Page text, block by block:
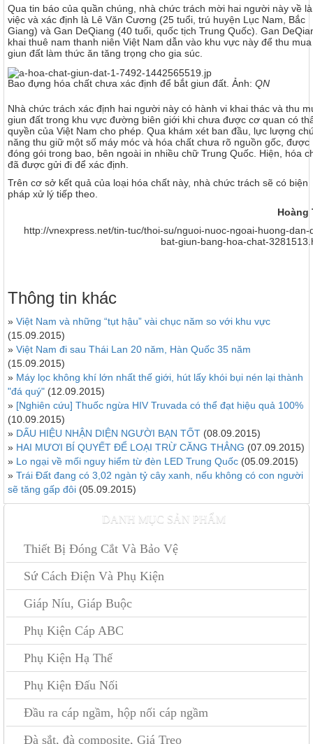
Qua tin báo của quần chúng, nhà chức trách mời hai người này về
việc và xác định là Lê Văn Cương (25 tuổi, trú huyện Lục Nam, Bắc
Giang) và Gan DeQiang (40 tuổi, quốc tịch Trung Quốc). Gan
khai thuê nam thanh niên Việt Nam dẫn vào khu vực này để thu mua
giun đất làm thức ăn tăng trọng cho gia súc.
Bao đựng hóa chất chưa xác định để bắt giun đất. Ảnh: QN
Nhà chức trách xác định hai người này có hành vi khai thác và thu
giun đất trong khu vực đường biên giới khi chưa được cơ quan có
quyền của Việt Nam cho phép. Qua khám xét ban đầu, lực lượng
năng thu giữ một số máy móc và hóa chất chưa rõ nguồn gốc, được
đóng gói trong bao, bên ngoài in nhiều chữ Trung Quốc. Hiện, hóa
đã được gửi đi để xác định.
Trên cơ sở kết quả của loại hóa chất này, nhà chức trách sẽ có biện
pháp xử lý tiếp theo.
Hoàng
http://vnexpress.net/tin-tuc/thoi-su/nguoi-nuoc-ngoai-huong-dan-
bat-giun-bang-hoa-chat-
Thông tin khác
» Việt Nam và những “tụt hậu” vài chục năm so với khu vực
(15.09.2015)
» Việt Nam đi sau Thái Lan 20 năm, Hàn Quốc 35 năm
(15.09.2015)
» Máy lọc không khí lớn nhất thế giới, hút lấy khói bụi nén lại thành
"đá quý" (12.09.2015)
» [Nghiên cứu] Thuốc ngừa HIV Truvada có thể đạt hiệu quả 100%
(10.09.2015)
» DẤU HIỆU NHẬN DIỆN NGƯỜI BẠN TỐT (08.09.2015)
» HAI MƯƠI BÍ QUYẾT ĐỂ LOẠI TRỪ CĂNG THẲNG (07.09.2015)
» Lo ngại về mối nguy hiểm từ đèn LED Trung Quốc (05.09.2015)
» Trái Đất đang có 3,02 ngàn tỷ cây xanh, nếu không có con người
sẽ tăng gấp đôi (05.09.2015)
DANH MỤC SẢN PHẨM
Thiết Bị Đóng Cắt Và Bảo Vệ
Sứ Cách Điện Và Phụ Kiện
Giáp Níu, Giáp Buộc
Phụ Kiện Cáp ABC
Phụ Kiện Hạ Thế
Phụ Kiện Đấu Nối
Đầu ra cáp ngầm, hộp nối cáp ngầm
Đà sắt, đà composite, Giá Treo